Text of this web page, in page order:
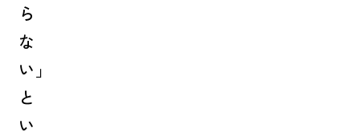
ら
な
い」
と
い